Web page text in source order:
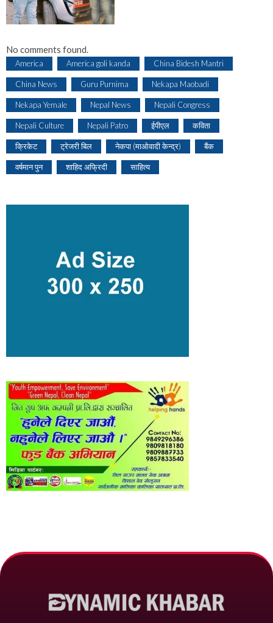
No comments found.
America America goli kanda China Bidesh Mantri
China News Guru Purnima Nekapa Maobadi
Nekapa Yemale Nepal News Nepali Congress
Nepali Culture Nepali Patro ईपीएल कविता
क्रिकेट ट्रेजरी बिल नेकपा (माओवादी केन्द्र) बैंक
वर्षमान पुन शाहिद अफ्रिदी साहित्य